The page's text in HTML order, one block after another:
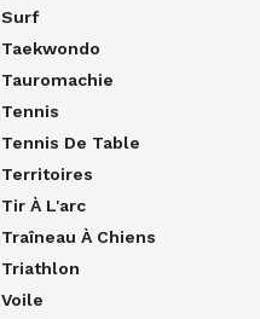
Surf
Taekwondo
Tauromachie
Tennis
Tennis De Table
Territoires
Tir À L'arc
Traîneau À Chiens
Triathlon
Voile